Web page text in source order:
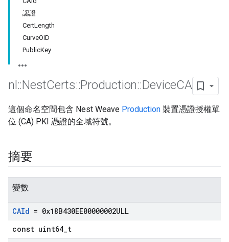
認證
CertLength
CurveOID
PublicKey
nl ::NestCerts::Production::DeviceCA
這個命名空間包含 Nest Weave Production 裝置憑證授權單
位 (CA) PKI 憑證的全域符號。
摘要
變數
CAId = 0x18B430EE00000002ULL
const uint64_t